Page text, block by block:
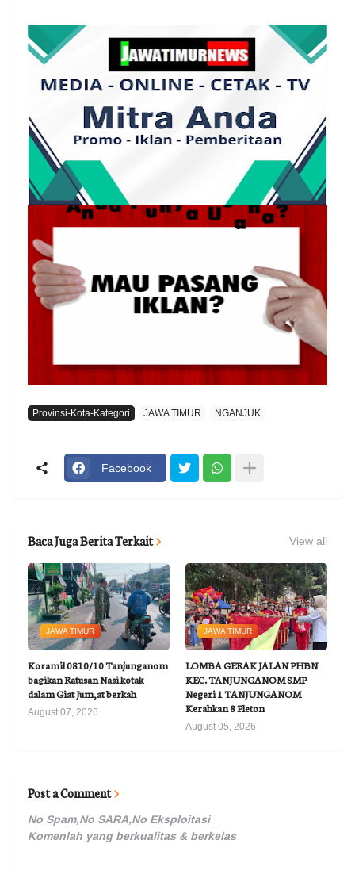
Provinsi-Kota-Kategori JAWA TIMUR NGANJUK
Facebook
Baca Juga Berita Terkait View all
JAWA TIMUR
Koramil 0810/10 Tanjunganom
bagikan Ratusan Nasi kotak
dalam Giat Jum,at berkah
August 07, 2026
JAWA TIMUR
LOMBA GERAK JALAN PHBN
KEC. TANJUNGANOM SMP
Negeri 1 TANJUNGANOM
Kerahkan 8 Pleton
August 05, 2026
Post a Comment
No Spam,No SARA,No Eksploitasi
Komenlah yang berkualitas & berkelas